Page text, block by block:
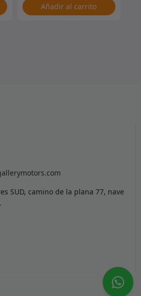
Añadir al carrito
SUD, camino de la plana 77, nave